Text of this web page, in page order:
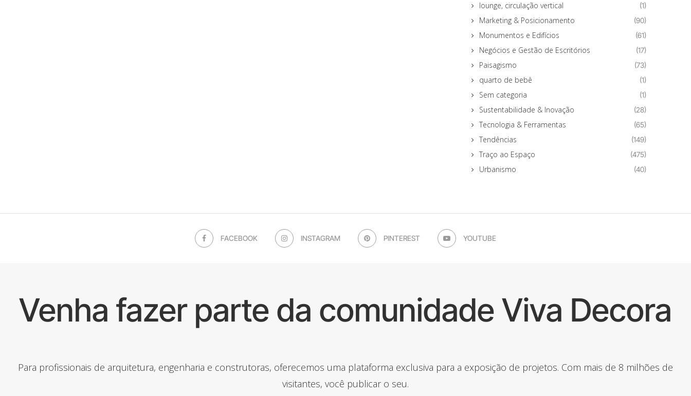
lounge, circulação vertical (1)
Marketing & Posicionamento (90)
Monumentos e Edifícios (61)
Negócios e Gestão de Escritórios (17)
Paisagismo (73)
quarto de bebê (1)
Sem categoria (1)
Sustentabilidade & Inovação (28)
Tecnologia & Ferramentas (65)
Tendências (149)
Traço ao Espaço (475)
Urbanismo (40)
FACEBOOK INSTAGRAM PINTEREST YOUTUBE
Venha fazer parte da comunidade Viva Decora
Para profissionais de arquitetura, engenharia e construtoras, oferecemos uma plataforma exclusiva para a exposição de projetos. Com mais de 8 milhões de
visitantes, você publicar o seu.